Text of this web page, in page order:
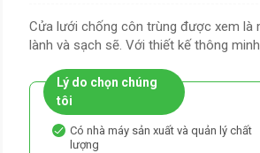
Cửa lưới chống côn trùng được xem là
lành và sạch sẽ. Với thiết kế thông
Lý do chọn chúng
tôi
Có nhà máy sản xuất và quản lý chất
lượng